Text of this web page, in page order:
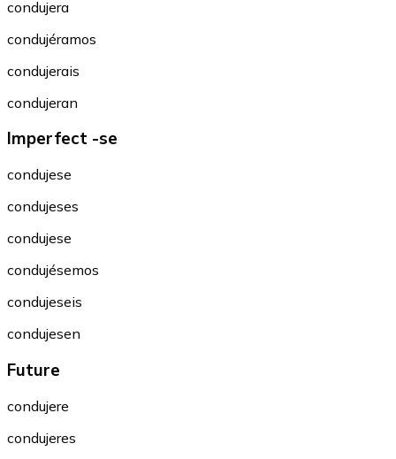
condujera
condujéramos
condujerais
condujeran
Imperfect -se
condujese
condujeses
condujese
condujésemos
condujeseis
condujesen
Future
condujere
condujeres